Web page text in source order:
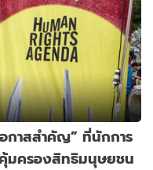
กาสสำคัญ” ที่นักการ
คุ้มครองสิทธิมนุษยชน